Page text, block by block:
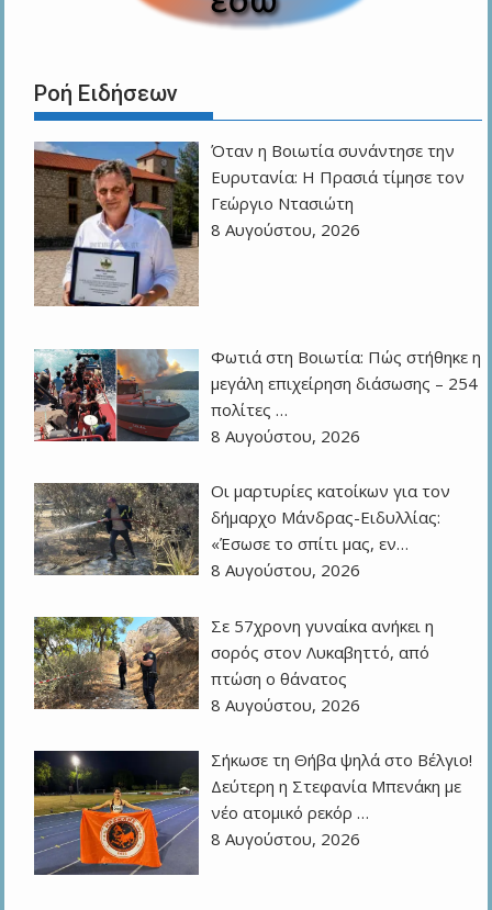
Ροή Ειδήσεων
Όταν η Βοιωτία συνάντησε την
Ευρυτανία: Η Πρασιά τίμησε τον
Γεώργιο Ντασιώτη
8 Αυγούστου, 2026
Φωτιά στη Βοιωτία: Πώς στήθηκε η
μεγάλη επιχείρηση διάσωσης – 254
πολίτες …
8 Αυγούστου, 2026
Οι μαρτυρίες κατοίκων για τον
δήμαρχο Μάνδρας-Ειδυλλίας:
«Έσωσε το σπίτι μας, εν…
8 Αυγούστου, 2026
Σε 57χρονη γυναίκα ανήκει η
σορός στον Λυκαβηττό, από
πτώση ο θάνατος
8 Αυγούστου, 2026
Σήκωσε τη Θήβα ψηλά στο Βέλγιο!
Δεύτερη η Στεφανία Μπενάκη με
νέο ατομικό ρεκόρ …
8 Αυγούστου, 2026